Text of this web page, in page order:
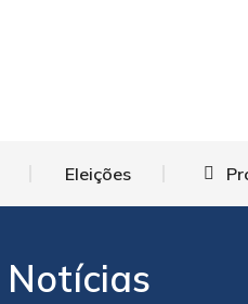
Eleições
Notícias